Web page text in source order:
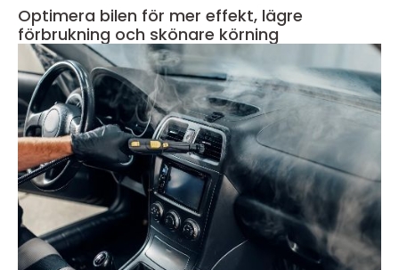
Optimera bilen för mer effekt, lägre
förbrukning och skönare körning